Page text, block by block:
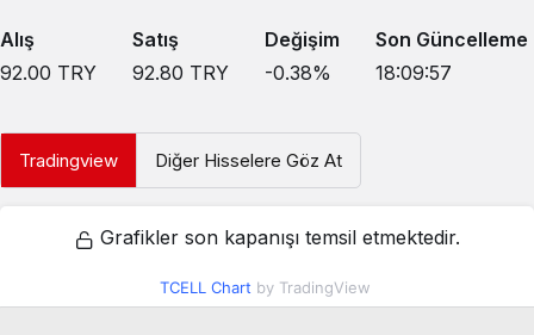
Alış
92.00 TRY
Satış
92.80 TRY
Değişim
-0.38%
Son Güncelleme
18:09:57
Tradingview Diğer Hisselere Göz At
Grafikler son kapanışı temsil etmektedir.
TCELL Chart by TradingView